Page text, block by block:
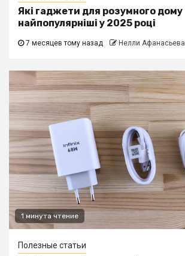
Які гаджети для розумного дому
найпопулярніші у 2025 році
7 месяцев тому назад Нелли Афанасьева
1 минута чтение
Полезные статьи